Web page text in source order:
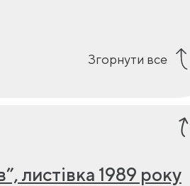
Згорнути все
листівка 1989 року